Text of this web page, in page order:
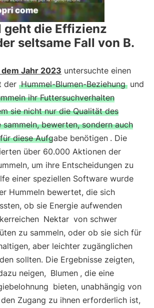
geht die Effizienz
seltsame Fall von B.
Jahr 2023 untersuchte einen
der Hummel-Blumen-Beziehung und
ihr Futtersuchverhalten
sie nicht nur die Qualität des
sammeln, bewerten, sondern auch
diese Aufgabe benötigen . Die
über 60.000 Aktionen der
um ihre Entscheidungen zu
einer speziellen Software wurde
Hummeln bewertet, die sich
ob sie Energie aufwenden
Nektar von schwer
zu sammeln, oder ob sie sich für
aber leichter zugänglichen
sollten. Die Ergebnisse zeigten,
neigen, Blumen , die eine
bieten, unabhängig von
Zugang zu ihnen erforderlich ist,